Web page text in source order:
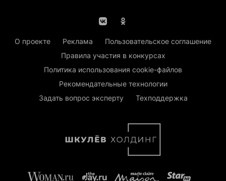
О проекте Реклама
Пользовательское соглашение
Правила участия в конкурсах
Политика использования cookie-файлов
Рекомендательные технологии
Задать вопрос эксперту
Техподдержка